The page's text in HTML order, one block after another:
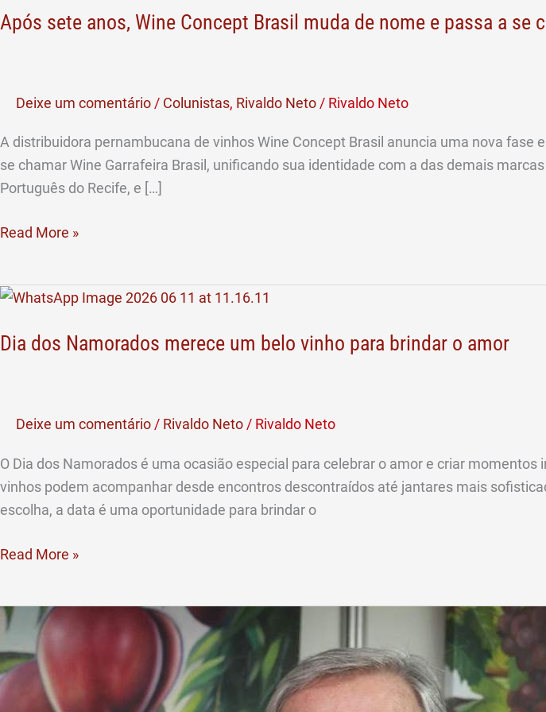
Após sete anos, Wine Concept Brasil muda de nome e passa a se
Deixe um comentário / Colunistas, Rivaldo Neto / Rivaldo Neto
A distribuidora pernambucana de vinhos Wine Concept Brasil anuncia uma nova
se chamar Wine Garrafeira Brasil, unificando sua identidade com a das demais
Português do Recife, e […]
anos,
muda
de
nome
e
a
Wine
Read More »
Dia dos Namorados merece um belo vinho para brindar o amor
Deixe um comentário/ Rivaldo Neto/ Rivaldo Neto
O Dia dos Namorados é uma ocasião especial para celebrar o amor e criar
vinhos podem acompanhar desde encontros descontraídos até jantares mais
escolha, a data é uma oportunidade para brindar o
Dia
Namorados
vinho
para
brindar
o
Read More »
“Vinhos
estrangeiros
são
contrabandeados